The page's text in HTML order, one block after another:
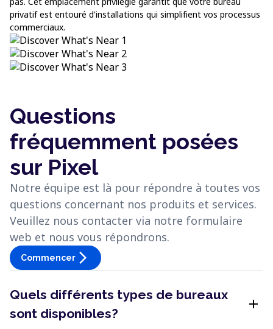
privatif est entouré d'installations qui simplifient vos processus
commerciaux.
Questions
fréquemment posées
sur Pixel
Notre équipe est là pour répondre à toutes vos
questions concernant nos produits et services.
Veuillez nous contacter via notre formulaire
web et nous vous répondrons.
Commencer arrow_forward_ios
Quels différents types de bureaux
sont disponibles?
add